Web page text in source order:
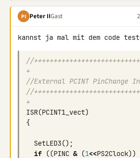
PI Peter IIGast
//
+
//External PCINT PinChange
//
+
ISR(PCINT1_vect)
{
SetLED3();
if ((PINC & (1<<PS2Clock))